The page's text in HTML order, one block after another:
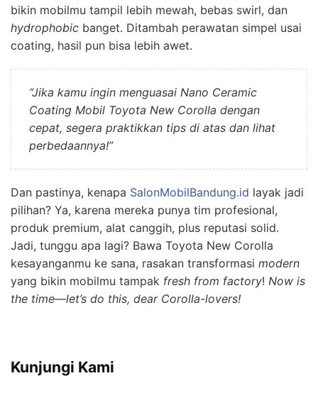
bikin mobilmu tampil lebih mewah, bebas swirl, dan
hydrophobic banget. Ditambah perawatan simpel usai
coating, hasil pun bisa lebih awet.
“Jika kamu ingin menguasai Nano Ceramic
Coating Mobil Toyota New Corolla dengan
cepat, segera praktikkan tips di atas dan lihat
perbedaannya!”
Dan pastinya, kenapa SalonMobilBandung.id layak jadi
pilihan? Ya, karena mereka punya tim profesional,
produk premium, alat canggih, plus reputasi solid.
Jadi, tunggu apa lagi? Bawa Toyota New Corolla
kesayanganmu ke sana, rasakan transformasi modern
yang bikin mobilmu tampak fresh from factory! Now is
the time—let’s do this, dear Corolla-lovers!
Kunjungi Kami